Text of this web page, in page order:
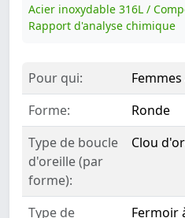
Acier inoxydable 316L /
Rapport d'analyse chimique
Pour qui:
Forme:
Ronde
Type de boucle
d'oreille (par
forme):
Clou
Type de Fermoir